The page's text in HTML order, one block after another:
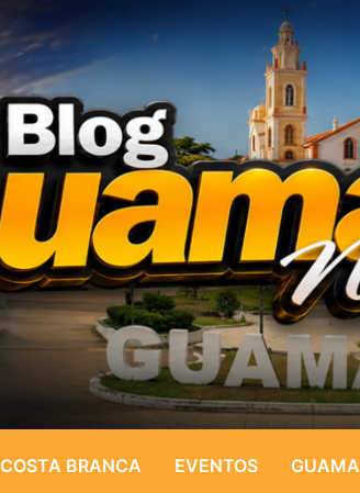
COSTA BRANCA EVENTOS